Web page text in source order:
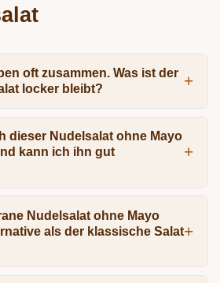
oft zusammen. Was ist der
locker bleibt?
dieser Nudelsalat ohne Mayo
kann ich ihn gut
Nudelsalat ohne Mayo
als der klassische Salat